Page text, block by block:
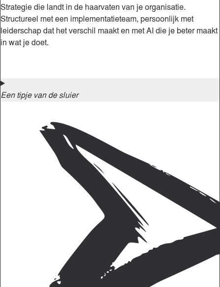
Strategie die landt in de haarvaten van je organisatie.
Structureel met een implementatieteam, persoonlijk met
leiderschap dat het verschil maakt en met AI die je beter maakt
in wat je doet.
Een tipje van de sluier